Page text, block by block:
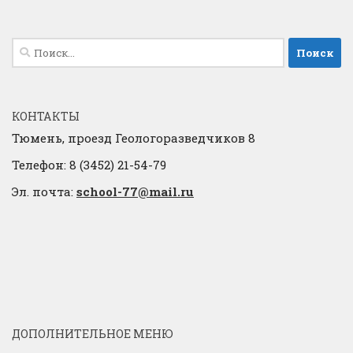
Найти:
КОНТАКТЫ
Тюмень, проезд Геологоразведчиков 8
Телефон: 8 (3452) 21-54-79
Эл. почта: school-77@mail.ru
ДОПОЛНИТЕЛЬНОЕ МЕНЮ